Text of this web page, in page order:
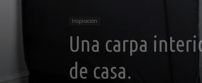
Inspiración
Una carpa
de casa.